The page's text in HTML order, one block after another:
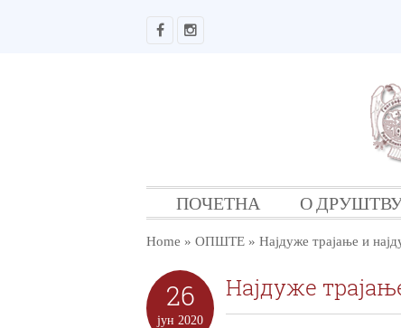
ПОЧЕТНА О
Home » ОПШТЕ » Најдуже трајање и
26
јун 2020
Најдуже